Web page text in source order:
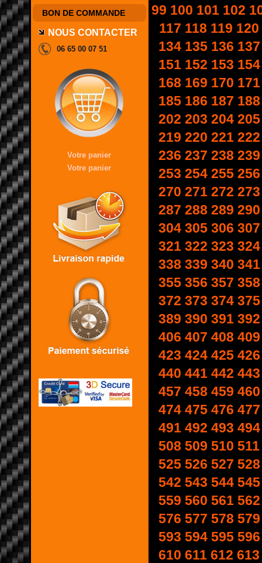
BON DE COMMANDE
NOUS CONTACTER
06 65 00 07 51
Votre panier
Votre panier
99 100 101 102
117 118 119 120
134 135 136 137
151 152 153 154
168 169 170 171
185 186 187 188
202 203 204 205
219 220 221 222
236 237 238 239
253 254 255 256
270 271 272 273
287 288 289 290
304 305 306 307
321 322 323 324
338 339 340 341
355 356 357 358
372 373 374 375
389 390 391 392
406 407 408 409
423 424 425 426
440 441 442 443
457 458 459 460
474 475 476 477
491 492 493 494
508 509 510 511
525 526 527 528
542 543 544 545
559 560 561 562
576 577 578 579
593 594 595 596
610 611 612 613